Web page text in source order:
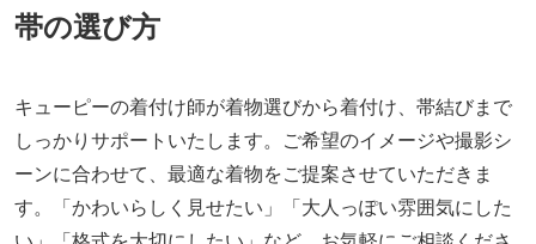
帯の選び方
キューピーの着付け師が着物選びから着付け、帯結びまで
しっかりサポートいたします。ご希望のイメージや撮影シ
ーンに合わせて、最適な着物をご提案させていただきま
す。「かわいらしく見せたい」「大人っぽい雰囲気にした